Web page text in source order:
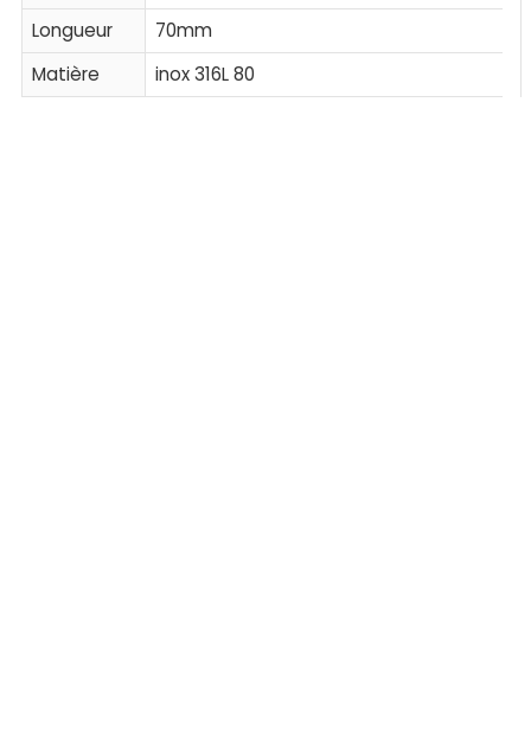
Longueur
70mm
Matière
inox 316L 80